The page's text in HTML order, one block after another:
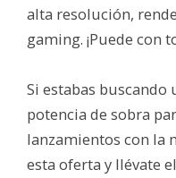
alta resolución,
gaming. ¡Puede con
Si estabas
potencia de sobra
lanzamientos con la
esta oferta y llévate